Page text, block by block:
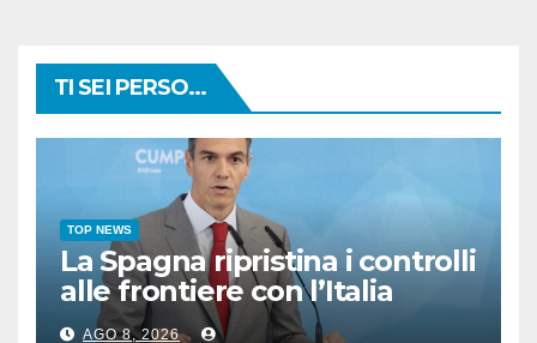
TI SEI PERSO...
TOP NEWS
La Spagna ripristina i controlli
alle frontiere con l’Italia
AGO 8, 2026